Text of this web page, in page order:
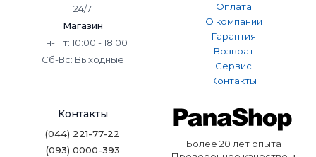
потепления и высокой энергоэффективностью. Это
делает кондиционеры Panasonic более безопасными для
окружающей среды и экономичными в использовании.
✅ Инновационные технологии
В кондиционерах используется инверторная
экономичную работу. А системы очистки воздуха, такие
как Nanoe™ X, нейтрализуют аллергены, бактерии и
неприятные запахи.
24/7
Магазин
Пн-Пт: 10:00 - 18:00
Сб-Вс: Выходные
Оплата
О компании
Гарантия
Возврат
Сервис
Контакты
Контакты
(044) 221-77-22
(093) 0000-393
Более 20 лет опыта